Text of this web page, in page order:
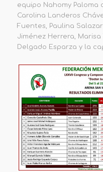
equipo Nahomy Paloma
Carolina Landeros
Fuentes, Paulina
Jiménez Herrera,
Delgado Esparza y la